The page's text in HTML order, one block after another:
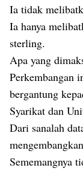
Ia tidak
Ia hanya
sterling.
Apa yang
Perkembangan
bergantung
Syarikat dan
Dari sanalah
Sememangnya